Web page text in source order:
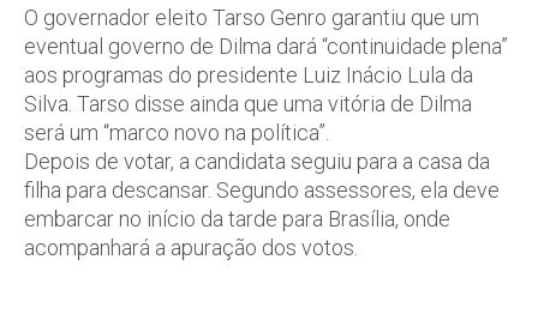
O governador eleito Tarso Genro garantiu que um
eventual governo de Dilma dará “continuidade plena”
aos programas do presidente Luiz Inácio Lula da
Silva. Tarso disse ainda que uma vitória de Dilma
será um “marco novo na política”.
Depois de votar, a candidata seguiu para a casa da
filha para descansar. Segundo assessores, ela deve
embarcar no início da tarde para Brasília, onde
acompanhará a apuração dos votos.